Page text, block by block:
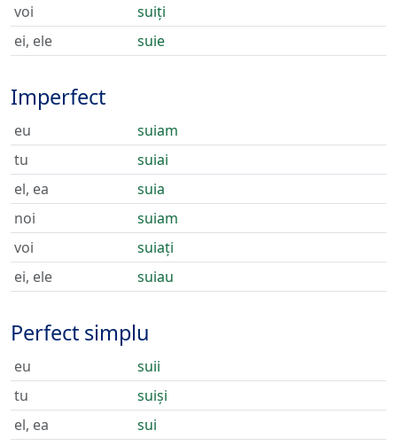
voi
suiți
ei, ele
suie
Imperfect
eu
suiam
tu
suiai
el, ea
suia
noi
suiam
voi
suiați
ei, ele
suiau
Perfect simplu
eu
suii
tu
suiși
el, ea
sui